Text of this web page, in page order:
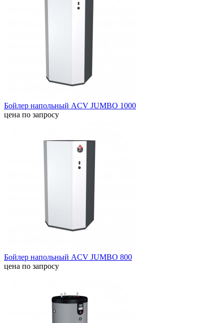
Бойлер напольный ACV JUMBO 1000
цена по запросу
Бойлер напольный ACV JUMBO 800
цена по запросу